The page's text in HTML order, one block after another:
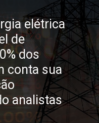
elétrica
de
dos
conta sua
analistas